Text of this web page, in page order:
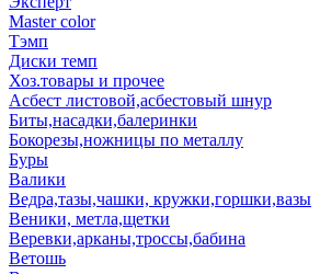
Master color
Тэмп
Диски темп
Хоз.товары и прочее
Асбест листовой,асбестовый шнур
Биты,насадки,балеринки
Бокорезы,ножницы по металлу
Буры
Валики
Ведра,тазы,чашки, кружки,горшки,вазы
Веники, метла,щетки
Веревки,арканы,троссы,бабина
Ветошь